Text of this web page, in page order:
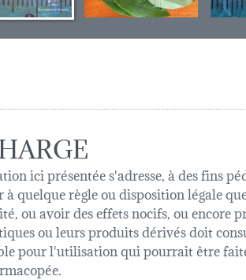
ici présentée s'adresse, à des fins
à quelque règle ou disposition légale
ou avoir des effets nocifs, ou encore
ou leurs produits dérivés doit
pour l'utilisation qui pourrait être